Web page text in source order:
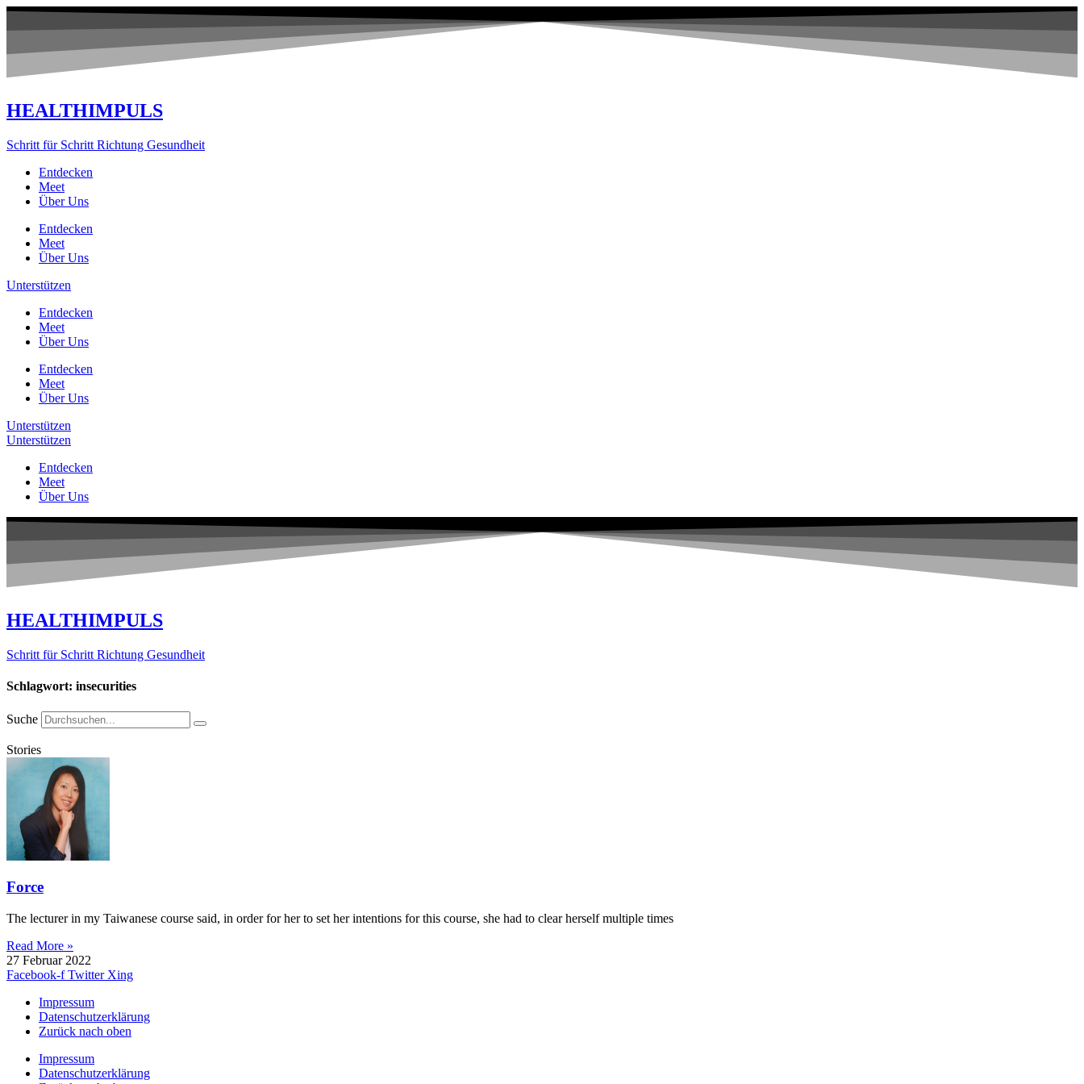
Zum
HEALTHIMPULS
Schritt für Schritt Richtung Gesundheit
Entdecken
Meet
Über Uns
Entdecken
Meet
Über Uns
Unterstützen
Entdecken
Meet
Über Uns
Entdecken
Meet
Über Uns
Unterstützen
Unterstützen
Entdecken
Meet
Über Uns
HEALTHIMPULS
Schritt für Schritt Richtung Gesundheit
Schlagwort: insecurities
Suche
Stories
Force
The lecturer in my Taiwanese course said, in order for her to set her intentions for this course, she had to clear herself multiple times
Read More »
27 Februar 2022
Facebook-f Twitter Xing
Impressum
Datenschutzerklärung
Zurück nach oben
Impressum
Datenschutzerklärung